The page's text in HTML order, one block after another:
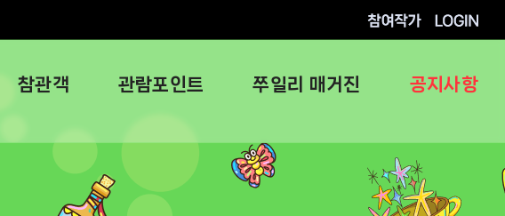
참여작가
참관객 관람포인트 쭈일리 매거진 공지사항